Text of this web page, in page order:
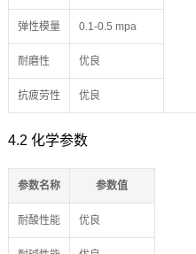
弹性模量 0.1-0.5 mpa
耐磨性 优良
抗疲劳性 优良
4.2 化学参数
参数名称 参数值
耐酸性能 优良